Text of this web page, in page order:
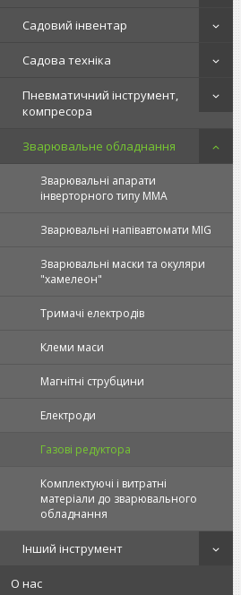
Садовий інвентар
Садова техніка
Пневматичний інструмент,
компресора
Зварювальне обладнання
Зварювальні апарати
інверторного типу MMA
Зварювальні напівавтомати MIG
Зварювальні маски та окуляри
"хамелеон"
Тримачі електродів
Клеми маси
Магнітні струбцини
Електроди
Газові редуктора
Комплектуючі і витратні
матеріали до зварювального
обладнання
Інший інструмент
О нас